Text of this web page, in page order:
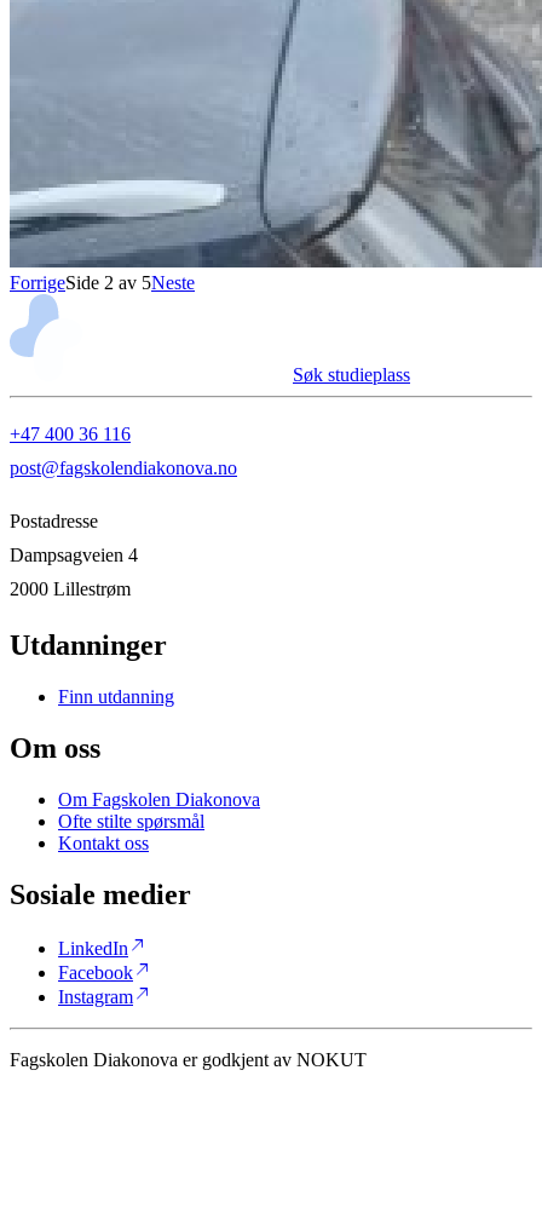
ForrigeSide 2 av 5Neste
Søk studieplass
+47 400 36 116
post@fagskolendiakonova.no
Postadresse
Dampsagveien 4
2000 Lillestrøm
Utdanninger
Finn utdanning
Om oss
Om Fagskolen Diakonova
Ofte stilte spørsmål
Kontakt oss
Sosiale medier
LinkedIn north_east
Facebooknorth_east
Instagramnorth_east
Fagskolen Diakonova er godkjent av NOKUT